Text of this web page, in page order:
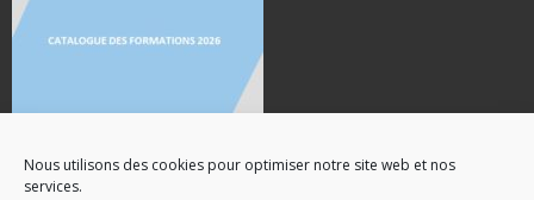
Nous utilisons des cookies pour optimiser notre site web et nos
services.